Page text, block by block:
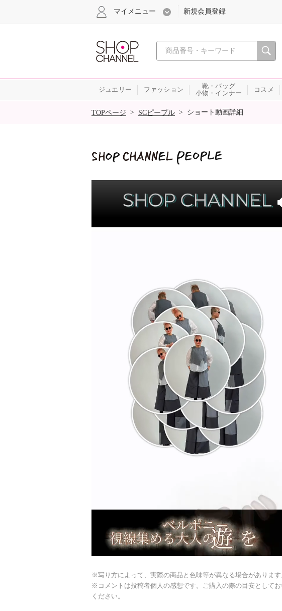
心おどる、瞬間を。通販・
マイメニュー 新規会員登録
ジュエリー ファッション
靴・バッグ
小物・インナー
コスメ
SALE
TOPページ > SCピープル > ショート動画詳細
※写り方によって、実際の商品と色味等が異なる場合があります
※コメントは投稿者個人の感想です。ご購入の際の目安としてお
ください。